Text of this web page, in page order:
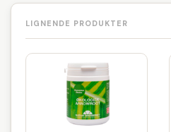
LIGNENDE PRODUKTER